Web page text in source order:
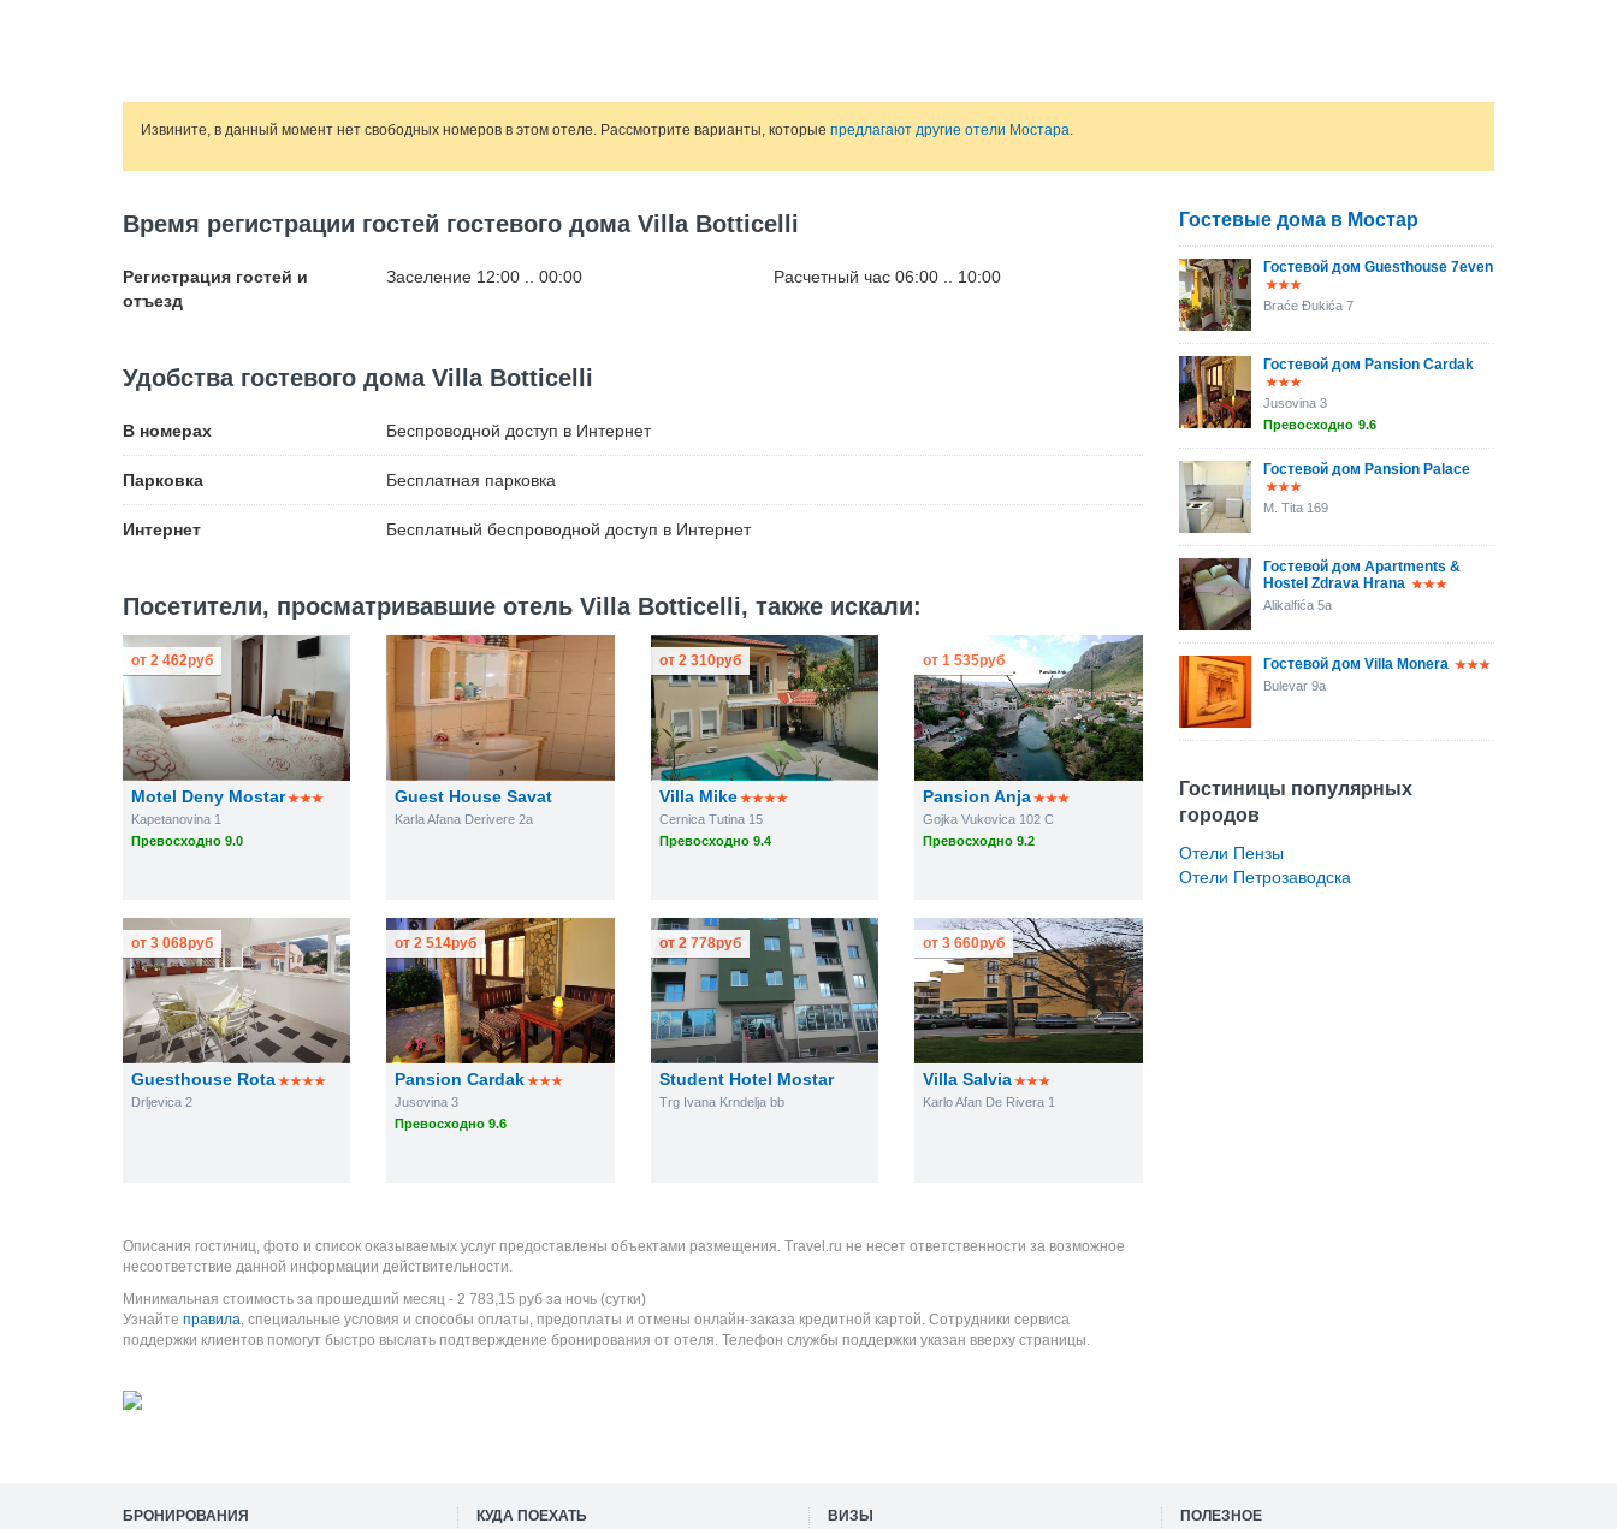
Извините, в данный момент нет свободных номеров в этом отеле. Рассмотрите варианты, которые предлагают другие отели Мостара.
Время регистрации гостей гостевого дома Villa Botticelli
Регистрация гостей и
отъезд
Заселение 12:00 .. 00:00 Расчетный час 06:00 .. 10:00
Удобства гостевого дома Villa Botticelli
В номерах Беспроводной доступ в Интернет
Парковка Бесплатная парковка
Интернет Бесплатный беспроводной доступ в Интернет
Посетители, просматривавшие отель Villa Botticelli, также искали:
Motel Deny Mostar
Kapetanovina 1
Превосходно 9.0
от 2 462руб
Guest House Savat
Karla Afana Derivere 2a
Villa Mike
Cernica Tutina 15
Превосходно 9.4
от 2 310руб
Pansion Anja
Gojka Vukovica 102 C
Превосходно 9.2
от1 535руб
Guesthouse Rota
Drljevica 2
от 3 068руб
Pansion Cardak
Jusovina 3
Превосходно 9.6
от2 514руб
Student Hotel Mostar
Trg Ivana Krndelja bb
от 2 778руб
Villa Salvia
Karlo Afan De Rivera 1
от3 660руб
Описания гостиниц, фото и список оказываемых услуг предоставлены объектами размещения. Travel.ru не несет ответственности за возможное
несоответствие данной информации действительности.
Минимальная стоимость за прошедший месяц - 2 783,15 руб за ночь (сутки)
Узнайте правила, специальные условия и способы оплаты, предоплаты и отмены онлайн-заказа кредитной картой. Сотрудники сервиса
поддержки клиентов помогут быстро выслать подтверждение бронирования от отеля. Телефон службы поддержки указан вверху страницы.
Гостевые дома в Мостар
Гостевой дом Guesthouse 7even
Braće Đukića 7
Гостевой дом Pansion Cardak
Jusovina 3
Превосходно 9.6
Гостевой дом Pansion Palace
M. Tita 169
Гостевой дом Apartments &
Hostel Zdrava Hrana
Alikalfića 5a
Гостевой дом Villa Monera
Bulevar 9a
Гостиницы популярных
городов
Отели Пензы
Отели Петрозаводска
БРОНИРОВАНИЯ КУДА ПОЕХАТЬ ВИЗЫ ПОЛЕЗНОЕ